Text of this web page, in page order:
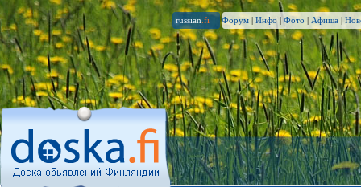
russian .fi Форум | Инфо | Фото | Афиша |